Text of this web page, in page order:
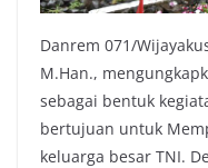
Danrem 071/
M.Han.,
sebagai bentuk
bertujuan untuk
keluarga besar TNI.